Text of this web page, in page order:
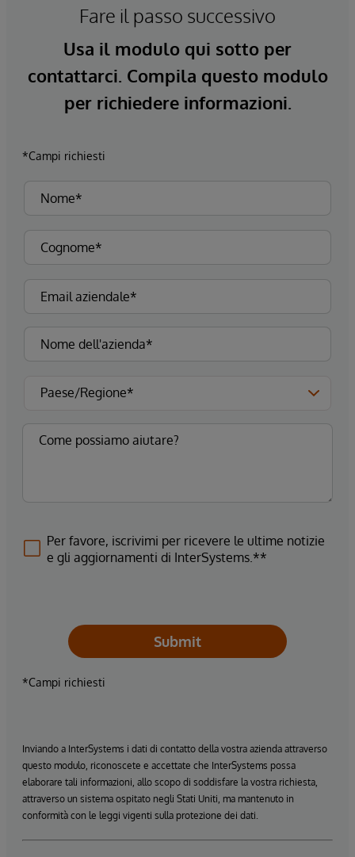
Fare il passo successivo
Usa il modulo qui sotto per
contattarci. Compila questo modulo
per richiedere informazioni.
*Campi richiesti
Per favore, iscrivimi per ricevere le ultime notizie
e gli aggiornamenti di InterSystems.**
Submit
*Campi richiesti
Inviando a InterSystems i dati di contatto della vostra azienda attraverso
questo modulo, riconoscete e accettate che InterSystems possa
elaborare tali informazioni, allo scopo di soddisfare la vostra richiesta,
attraverso un sistema ospitato negli Stati Uniti, ma mantenuto in
conformità con le leggi vigenti sulla protezione dei dati.